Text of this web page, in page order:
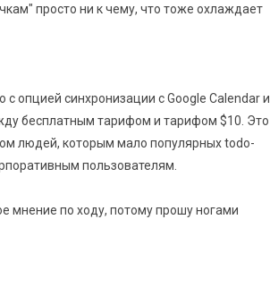
просто ни к чему, что тоже охлаждает
опцией синхронизации с Google Calendar и
бесплатным тарифом и тарифом $10. Это
людей, которым мало популярных todo-
пользователям.
мнение по ходу, потому прошу ногами